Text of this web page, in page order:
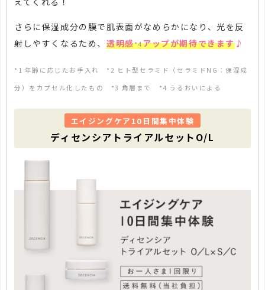
さらに保湿成分の膜で肌表面がなめらかになり、光を反
射しやすくなるため、 透明感*4アップが期待できます♪
*1 年齢に応じたお手入れ *2 ヒト型セラミド（セラミドNG：保湿成
分）をカプセル化したもの *3 角層まで *4 うるおいによる
エイジングケア10日間集中体験
ディセンシアトライアルセットO/L